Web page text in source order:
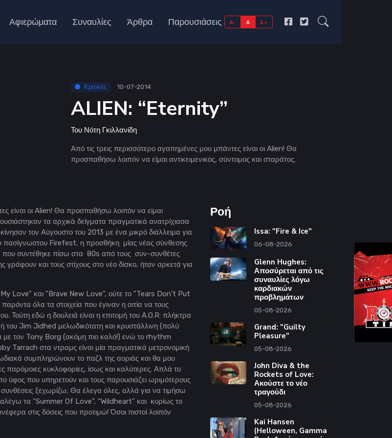
Αφιερώματα Συναυλίες Άρθρα Παρουσιάσεις A- A A+
Κριτικές 10-07-2014
ALIEN: “Eternity”
Του Νότη Γκιλλανίδη
Από τις τρεις περισσότερο αγαπημένες μου μπάντες είναι οι Alien! Θα
προσπαθήσω λοιπόν να είμαι αντικειμενικός, σύντομος και σταράτος.
είναι οι Alien! Θα προσπαθήσω λοιπόν να είμαι
τα αρχικά δείγματα πραγματικά ανατρίχιασα
τον Αύγουστο του 2013 με ένα μικρό διάλλειμα για
πασίγνωστου Firefest, η προσθήκη μίας νέας σύνθεσης
που συντέθηκε πίσω στα 80s από τους συν-συνθέτες
και τους στίχους στο νέο δίσκο, ήταν αρκετά για
Love" και "Brave New Love", ούτε το "Tears Don't Put
όλα τα στοιχεία που έγιναν η αιτία να τους
Τούτη εδώ η δουλειά είναι η επιτομή του A.O.R: πλήκτρα
Jim Jidhed μελωδικότατη και κρυστάλλινη (πολύ
με τον Tony Borg (ακόμη πιο καλό!) ενώ το rhythm
Tarrach στα ντραμς είναι μία πραγματικά μετρονομική
συμπληρώνουν το παζλ της αοριάς και θα μου
παρόμοιες κυκλοφορίες, ίσως και καλύτερες. Απλά το
ύφος που υπηρετούν και τους παρουσιάζει ωριμότερους
ξεχωρίζω; Θα έλεγα όλες, αλλά για να τιμήσω
τα “Summer Of Love”, “Wildheart” και κυρίως το
στις δόσεις που προτιμώ! Όσοι πιστοί λοιπόν
Ροή
Issa: "Fire & Ice"
06-08-2026
Glenn Hughes:
Αποσύρεται από τις
συναυλίες λόγω
καρδιακών
προβλημάτων
05-08-2026
Grand: "Guilty
Pleasure"
05-08-2026
John Diva & the
Rockets of Love:
Ακούστε το νέο
τραγούδι
05-08-2026
Kai Hansen
(Helloween, Gamma